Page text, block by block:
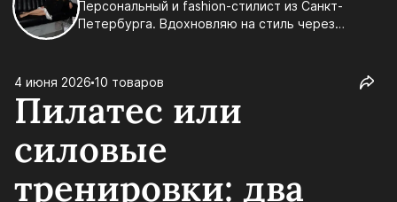
Персональный и fashion-стилист из Санкт-
Петербурга. Вдохновляю на стиль через
реальную жизнь и подчеркивают ваш характер.
4 июня 2026 10 товаров
Пилатес или
силовые
тренировки: два